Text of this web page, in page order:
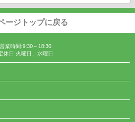
ージトップに戻る
営業時間:9:30～18:30
休日:火曜日、水曜日